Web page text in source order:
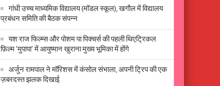
गांधी उच्च माध्यमिक विद्यालय (मॉडल स्कूल), खगौल में विद्यालय
प्रबंधन समिति की बैठक संपन्न
यश राज फिल्म्स और पोशम पा पिक्चर्स की पहली थिएट्रिकल
फ़िल्म ‘मुपापा’ में आयुष्मान खुराना मुख्य भूमिका में होंगे
अर्जुन रामपाल ने मॉरिशस में कंसोल संभाला, अपनी ट्रिप की एक
ज़बरदस्त झलक दिखाई